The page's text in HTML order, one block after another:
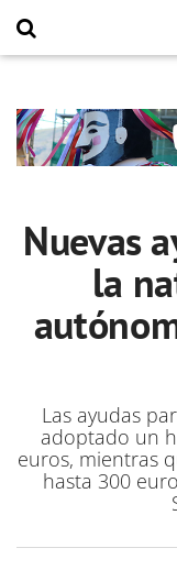
Nuevas
la
Las ayudas
adoptado un
euros, mientras
hasta 300